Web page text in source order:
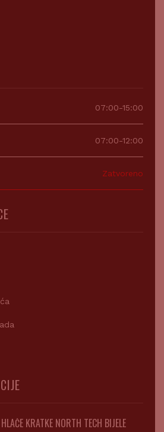
07:00-15:00
07:00-12:00
Zatvoreno
KRATKE NORTH TECH BIJELE